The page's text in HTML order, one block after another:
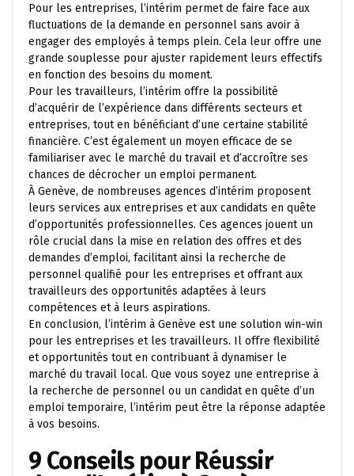
Pour les entreprises, l’intérim permet de faire face aux
fluctuations de la demande en personnel sans avoir à
engager des employés à temps plein. Cela leur offre une
grande souplesse pour ajuster rapidement leurs effectifs
en fonction des besoins du moment.
Pour les travailleurs, l’intérim offre la possibilité
d’acquérir de l’expérience dans différents secteurs et
entreprises, tout en bénéficiant d’une certaine stabilité
financière. C’est également un moyen efficace de se
familiariser avec le marché du travail et d’accroître ses
chances de décrocher un emploi permanent.
À Genève, de nombreuses agences d’intérim proposent
leurs services aux entreprises et aux candidats en quête
d’opportunités professionnelles. Ces agences jouent un
rôle crucial dans la mise en relation des offres et des
demandes d’emploi, facilitant ainsi la recherche de
personnel qualifié pour les entreprises et offrant aux
travailleurs des opportunités adaptées à leurs
compétences et à leurs aspirations.
En conclusion, l’intérim à Genève est une solution win-win
pour les entreprises et les travailleurs. Il offre flexibilité
et opportunités tout en contribuant à dynamiser le
marché du travail local. Que vous soyez une entreprise à
la recherche de personnel ou un candidat en quête d’un
emploi temporaire, l’intérim peut être la réponse adaptée
à vos besoins.
9 Conseils pour Réussir